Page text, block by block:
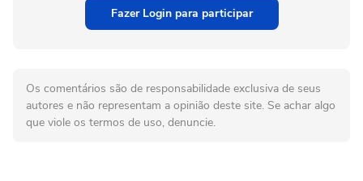
Fazer Login para participar
Os comentários são de responsabilidade exclusiva de seus
autores e não representam a opinião deste site. Se achar algo
que viole os termos de uso, denuncie.